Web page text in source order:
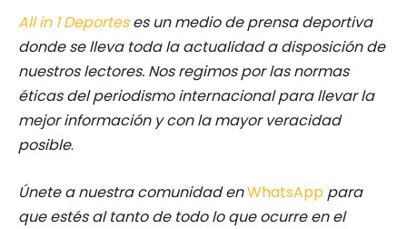
All in 1 Deporteses un medio de prensa deportiva
donde se lleva toda la actualidad a disposición de
nuestros lectores. Nos regimos por las normas
éticas del periodismo internacional para llevar la
mejor información y con la mayor veracidad
posible.
Únete a nuestra comunidad enWhatsApp para
que estés al tanto de todo lo que ocurre en el